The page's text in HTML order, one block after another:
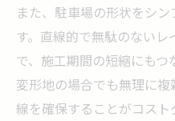
また、駐車場の形状をシ
す。直線的で無駄のない
で、施工期間の短縮にもつ
変形地の場合でも無理に
線を確保することがコスト